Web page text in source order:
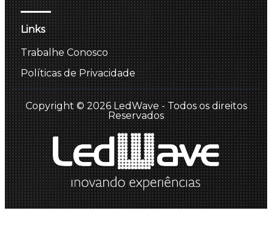
Links
Trabalhe Conosco
Políticas de Privacidade
Copyright © 2026 LedWave - Todos os direitos
Reservados